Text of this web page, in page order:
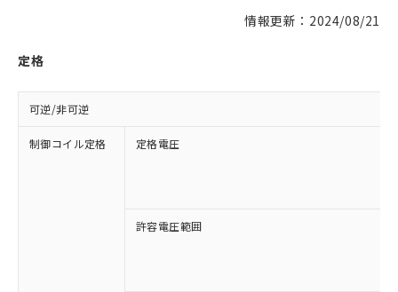
情報更新：2024/08/21
定格
可逆/非可逆
制御コイル定格 定格電圧
許容電圧範囲